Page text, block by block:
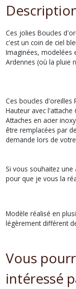
Ces jolies Boucles
c'est un coin de ciel
Imaginées, modelées
Ardennes (où la pluie
Ces boucles d'oreilles
Hauteur avec l'attache
Attaches en acier
être remplacées par
demande lors de
Si vous souhaitez
pour que je vous la
Modèle réalisé en
légèrement différent
Vous
intéressé